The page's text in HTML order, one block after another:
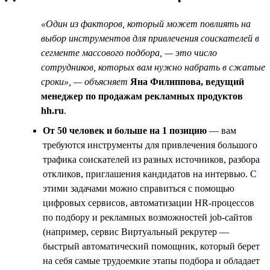
«Один из факторов, который может повлиять на
выбор инструментов для привлечения соискателей в
сегменте массового подбора, — это число
сотрудников, которых вам нужно набрать в сжатые
сроки», — объясняет Яна Филиппова, ведущий
менеджер по продажам рекламных продуктов
hh.ru.
От 50 человек и больше на 1 позицию — вам
требуются инструменты для привлечения большого
трафика соискателей из разных источников, разбора
откликов, приглашения кандидатов на интервью. С
этими задачами можно справиться с помощью
цифровых сервисов, автоматизации HR-процессов
по подбору и рекламных возможностей job-сайтов
(например, сервис Виртуальный рекрутер —
быстрый автоматический помощник, который берет
на себя самые трудоемкие этапы подбора и обладает